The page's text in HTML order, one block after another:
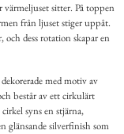
värmeljuset sitter. På toppen
från ljuset stiger uppåt.
dess rotation skapar en
med motiv av
består av ett cirkulärt
syns en stjärna,
glänsande silverfinish som